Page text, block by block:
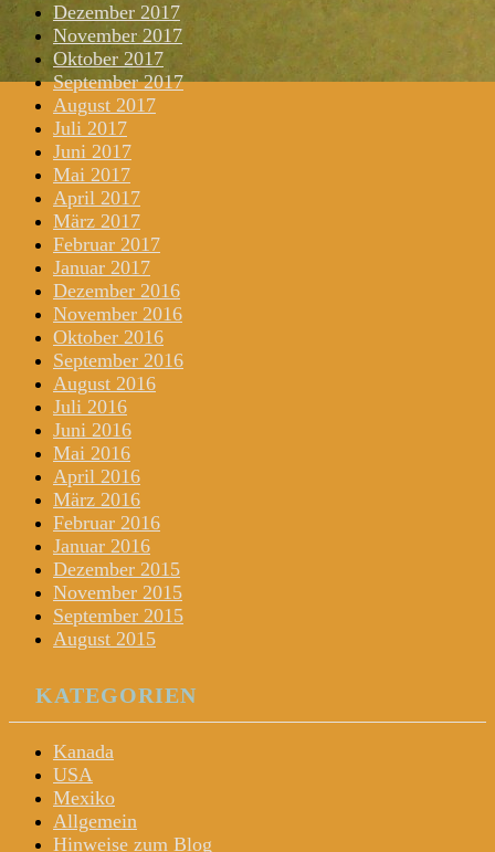
Dezember 2017
November 2017
Oktober 2017
September 2017
August 2017
Juli 2017
Juni 2017
Mai 2017
April 2017
März 2017
Februar 2017
Januar 2017
Dezember 2016
November 2016
Oktober 2016
September 2016
August 2016
Juli 2016
Juni 2016
Mai 2016
April 2016
März 2016
Februar 2016
Januar 2016
Dezember 2015
November 2015
September 2015
August 2015
KATEGORIEN
Kanada
USA
Mexiko
Allgemein
Hinweise zum Blog